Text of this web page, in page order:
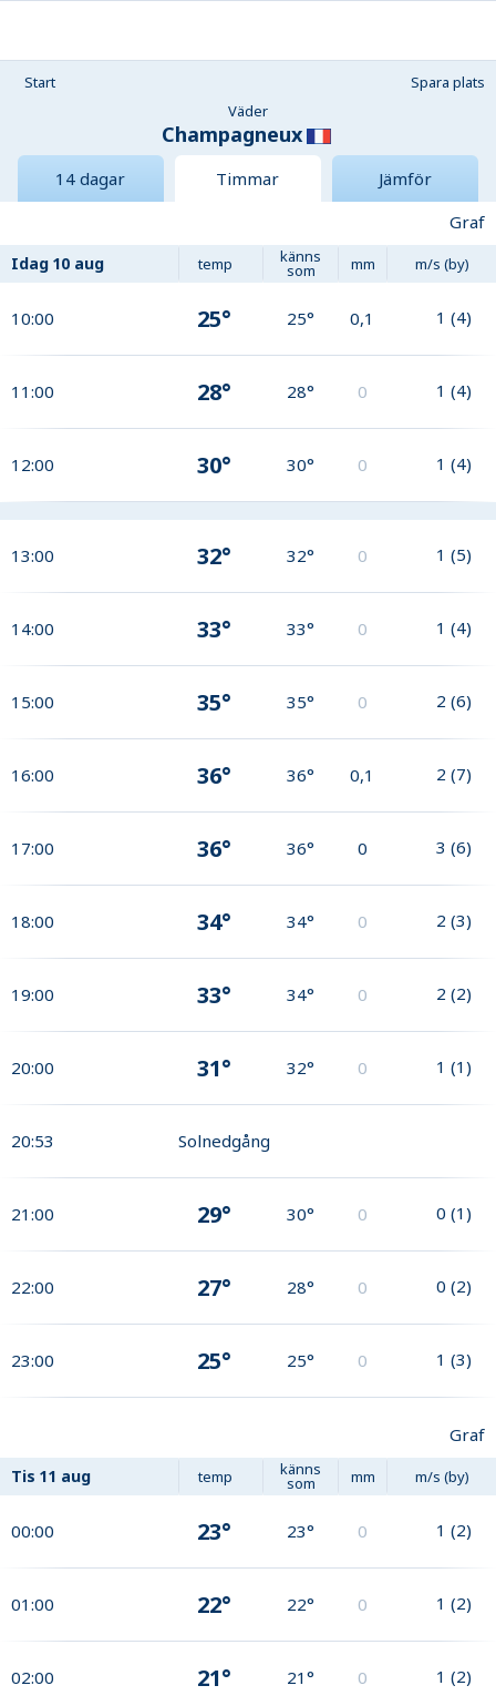
Start
Spara plats
Väder
Champagneux
14 dagar Timmar
Jämför
Graf
Idag 10 aug temp känns
som mm m/s (by)
10:00 25° 25° 0,1 1 (4)
11:00 28° 28° 0 1 (4)
12:00 30° 30° 0 1 (4)
13:00 32° 32° 0 1 (5)
14:00 33° 33° 0 1 (4)
15:00 35° 35° 0 2 (6)
16:00 36° 36° 0,1 2 (7)
17:00 36° 36° 0 3 (6)
18:00 34° 34° 0 2 (3)
19:00 33° 34° 0 2 (2)
20:00 31° 32° 0 1 (1)
20:53 Solnedgång
21:00 29° 30° 0 0 (1)
22:00 27° 28° 0 0 (2)
23:00 25° 25° 0 1 (3)
Graf
Tis 11 aug temp känns
som mm m/s (by)
00:00 23° 23° 0 1 (2)
01:00 22° 22° 0 1 (2)
02:00 21° 21° 0 1 (2)